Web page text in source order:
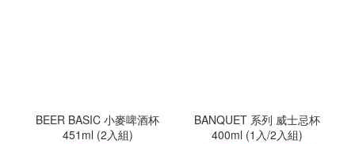
BEER BASIC 小麥啤酒杯
451ml (2入組)
BANQUET 系列 威士忌杯
400ml (1入/2入組)